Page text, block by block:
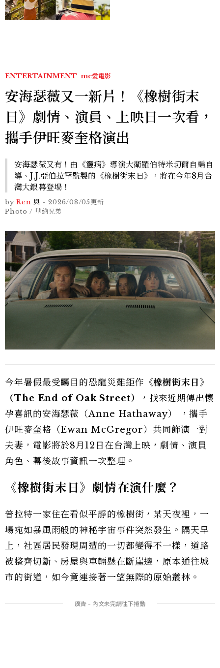
ENTERTAINMENT mc愛電影
安海瑟薇又一新片！《橡樹街末
日》劇情、演員、上映日一次看，
攜手伊旺麥奎格演出
安海瑟薇又有！由《靈病》導演大衛羅伯特米切爾自編自
導、J.J.亞伯拉罕監製的《橡樹街末日》，將在今年8月台
灣大銀幕登場！
by Ren與 -2026/08/05更新
Photo / 華納兄弟
今年暑假最受矚目的恐龍災難鉅作 《橡樹街末日》
（The End of Oak Street）
，找來近期傳出懷
孕喜訊的安海瑟薇（Anne Hathaway） ，攜手
伊旺麥奎格（Ewan McGregor）共同飾演一對
夫妻，電影將於8月12日在台灣上映，劇情、演員
角色、幕後故事資訊一次整理。
《橡樹街末日》劇情在演什麼？
普拉特一家住在看似平靜的橡樹街，某天夜裡，一
場宛如暴風雨般的神秘宇宙事件突然發生。隔天早
上，社區居民發現周遭的一切都變得不一樣，道路
被整齊切斷、房屋與車輛懸在斷崖邊，原本通往城
市的街道，如今竟連接著一望無際的原始叢林。